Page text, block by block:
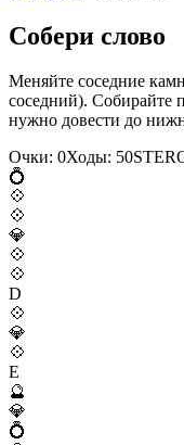
Собери слово
Меняйте соседние
соседний). Собирайте
нужно довести до
Очки: 0Ходы: 50STER
💍
💠
💠
💎
💠
💠
D
💠
💎
💠
E
🔮
💎
💍